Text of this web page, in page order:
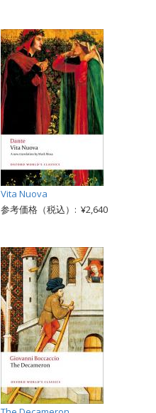
Vita Nuova
参考価格（税込）: ¥2,640